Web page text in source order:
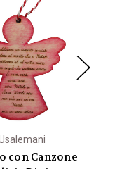
con Canzone